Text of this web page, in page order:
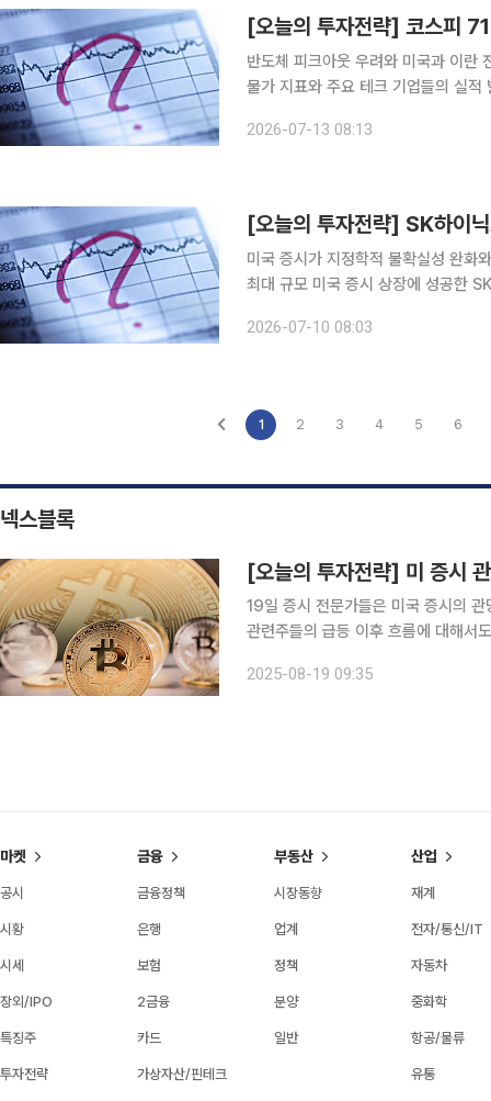
반도체 피크아웃 우려와 미국과 이란
물가 지표와 주요 테크 기업들의 실적 발표
도(Fed) 의장의 의회 증언, ASML 및
2026-07-13 08:13
[오늘의 투자전략] SK하이
미국 증시가 지정학적 불확실성 완화
최대 규모 미국 증시 상장에 성공한
지수 2거래일 연속 반등 등 미국발
2026-07-10 08:03
1 2 3 4 5 6
넥스블록
19일 증시 전문가들은 미국 증시의
관련주들의 급등 이후 흐름에 대해서도 관심을 보였다. ◇김환 NH
한다. 5단계 시그널 지표를 활용한
2025-08-19 09:35
마켓
공시
시황
시세
장외/IPO
특징주
투자전략
금융
금융정책
은행
보험
2금융
카드
가상자산/핀테크
부동산
시장동향
업계
정책
분양
일반
산업
재계
전자/통신/IT
자동차
중화학
항공/물류
유통